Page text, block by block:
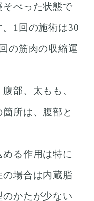
そべった状態で
1回の施術は30
の筋肉の収縮運
部、太もも、
所は、腹部と
る作用は特に
場合は内蔵脂
のかたが少ない